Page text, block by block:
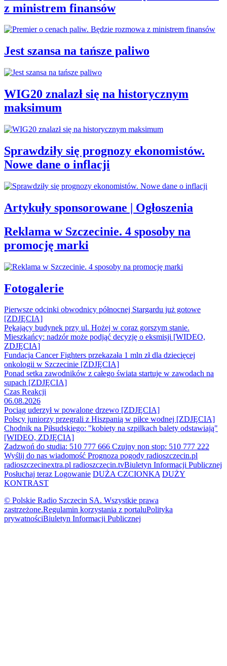
z ministrem finansów
Jest szansa na tańsze paliwo
WIG20 znalazł się na historycznym
maksimum
Sprawdziły się prognozy ekonomistów.
Nowe dane o inflacji
Artykuły sponsorowane | Ogłoszenia
Reklama w Szczecinie. 4 sposoby na
promocję marki
Fotogalerie
Pierwsze odcinki obwodnicy północnej Stargardu już gotowe
[ZDJĘCIA]
Pękający budynek przy ul. Hożej w coraz gorszym stanie.
Mieszkańcy: nadzór może podjąć decyzję o eksmisji [WIDEO,
ZDJĘCIA]
Fundacja Cancer Fighters przekazała 1 mln zł dla dziecięcej
onkologii w Szczecinie [ZDJĘCIA]
Ponad setka zawodników z całego świata startuje w zawodach na
supach [ZDJĘCIA]
Czas Reakcji
06.08.2026
Pociąg uderzył w powalone drzewo [ZDJĘCIA]
Polscy juniorzy przegrali z Hiszpanią w piłce wodnej [ZDJĘCIA]
Chodnik na Piłsudskiego: "kobiety na szpilkach balety odstawiają"
[WIDEO, ZDJĘCIA]
Zadzwoń do studia: 510 777 666 Czujny non stop: 510 777 222
Wyślij do nas wiadomość Prognoza pogody radioszczecin.pl
radioszczecinextra.pl radioszczecin.tvBiuletyn Informacji Publicznej
Posłuchaj teraz Logowanie DUŻA CZCIONKA DUŻY
KONTRAST
© Polskie Radio Szczecin SA. Wszystkie prawa
zastrzeżone.Regulamin korzystania z portaluPolityka
prywatnościBiuletyn Informacji Publicznej